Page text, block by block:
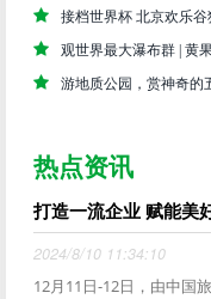
接档世界杯 北京欢乐
观世界最大瀑布群 | 黄
游地质公园，赏神奇的
热点资讯
打造一流企业 赋能美
2024/8/10 11:34:10
12月11日-12日，由中国